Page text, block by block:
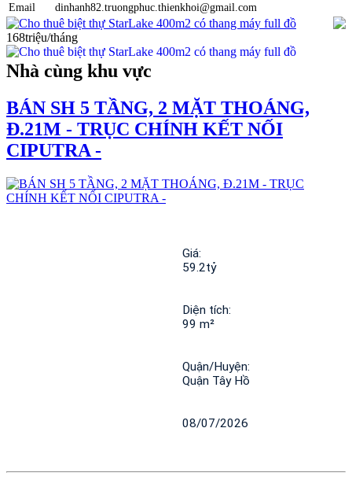
Email
dinhanh82.truongphuc.thienkhoi@gmail.com
Cho thuê biệt thự StarLake 400m2 có thang máy full đồ
168triệu/tháng
Nhà cùng khu vực
BÁN SH 5 TẦNG, 2 MẶT THOÁNG,
Đ.21M - TRỤC CHÍNH KẾT NỐI
CIPUTRA -
Giá:
59.2tỷ
Diện tích:
99 m²
Quận/Huyện:
Quận Tây Hồ
08/07/2026